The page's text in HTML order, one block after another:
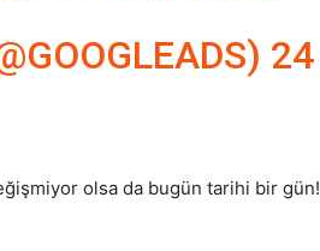
24
olsa da bugün tarihi bir gün!